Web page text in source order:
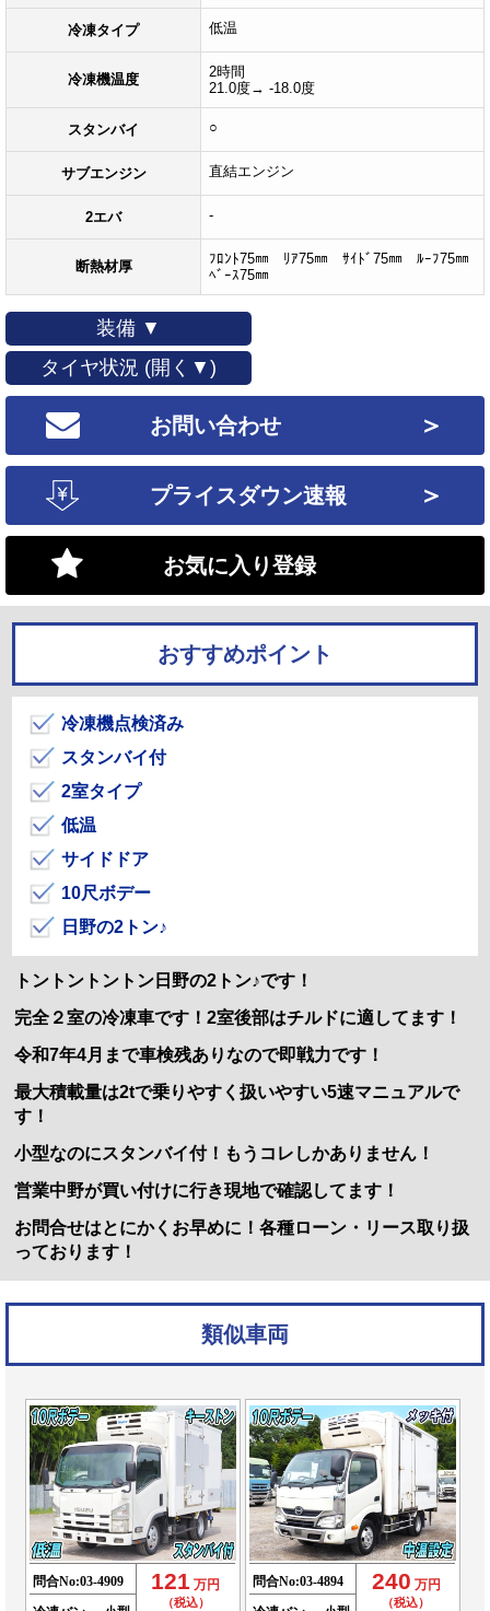
冷凍タイプ 低温
冷凍機温度
2時間
21.0度→ -18.0度
スタンバイ ○
サブエンジン 直結エンジン
2エバ -
断熱材厚
ﾌﾛﾝﾄ75㎜ ﾘｱ75㎜ ｻｲﾄﾞ75㎜ ﾙｰﾌ75㎜
ﾍﾞｰｽ75㎜
装備 ▼
タイヤ状況 (開く▼)
お問い合わせ ＞
プライスダウン速報 ＞
お気に入り登録
おすすめポイント
冷凍機点検済み
スタンバイ付
2室タイプ
低温
サイドドア
10尺ボデー
日野の2トン♪
トントントントン日野の2トン♪です！
完全２室の冷凍車です！2室後部はチルドに適してます！
令和7年4月まで車検残ありなので即戦力です！
最大積載量は2tで乗りやすく扱いやすい5速マニュアルで
す！
小型なのにスタンバイ付！もうコレしかありません！
営業中野が買い付けに行き現地で確認してます！
お問合せはとにかくお早めに！各種ローン・リース取り扱
っております！
類似車両
問合No:03-4909
121 万円
（税込）
問合No:03-4894
240 万円
（税込）